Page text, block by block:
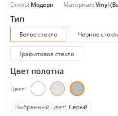
Стиль: Модерн Материал: Vinyl
Тип
Белое стекло Черное
Графитовое стекло
Цвет полотна
Цвет:
Выбранный цвет: Серый